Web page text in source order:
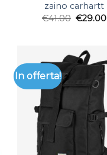
zaino carhartt
€41.00 €29.00
In offerta!